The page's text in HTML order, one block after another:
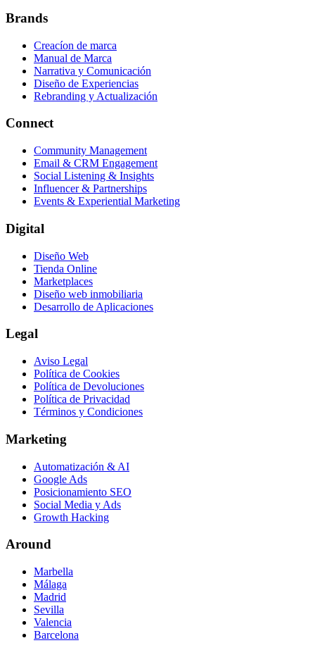
Brands
Creacíon de marca
Manual de Marca
Narrativa y Comunicación
Diseño de Experiencias
Rebranding y Actualización
Connect
Community Management
Email & CRM Engagement
Social Listening & Insights
Influencer & Partnerships
Events & Experiential Marketing
Digital
Diseño Web
Tienda Online
Marketplaces
Diseño web inmobiliaria
Desarrollo de Aplicaciones
Legal
Aviso Legal
Política de Cookies
Política de Devoluciones
Política de Privacidad
Términos y Condiciones
Marketing
Automatización & AI
Google Ads
Posicionamiento SEO
Social Media y Ads
Growth Hacking
Around
Marbella
Málaga
Madrid
Sevilla
Valencia
Barcelona